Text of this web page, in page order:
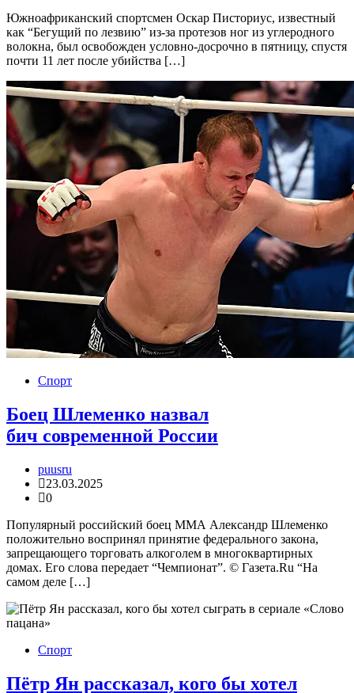
Южноафриканский спортсмен Оскар Писториус, известный
как “Бегущий по лезвию” из-за протезов ног из углеродного
волокна, был освобожден условно-досрочно в пятницу, спустя
почти 11 лет после убийства […]
Спорт
Боец Шлеменко назвал
бич современной России
puusru
23.03.2025
0
Популярный российский боец ММА Александр Шлеменко
положительно воспринял принятие федерального закона,
запрещающего торговать алкоголем в многоквартирных
домах. Его слова передает “Чемпионат”. © Газета.Ru “На
самом деле […]
Спорт
Пётр Ян рассказал, кого бы хотел